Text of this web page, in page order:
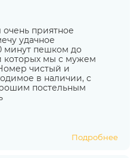
очень приятное
удачное
минут пешком до
которых мы с мужем
чистый и
в наличии, с
постельным
Подробнее